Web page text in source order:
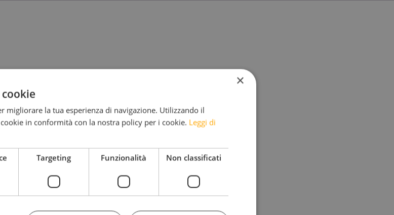
Montag, 21.10.2013
19:30 Uhr
×
migliorare la tua esperienza di navigazione. Utilizzando il
in conformità con la nostra policy per i cookie. Leggi di
Targeting Funzionalità Non classificati